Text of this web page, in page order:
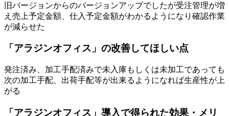
旧バージョンからのバージョンアップでしたが受注管理が増
え売上予定金額、仕入予定金額がわかるようになり確認作業
が減らせた
「アラジンオフィス」の改善してほしい点
発注済み、加工手配済みで未入庫もしくは未加工であっても
次の加工手配、出荷手配等が出来るようになれば生産性が上
がる
「アラジンオフィス」導入で得られた効果・メリ